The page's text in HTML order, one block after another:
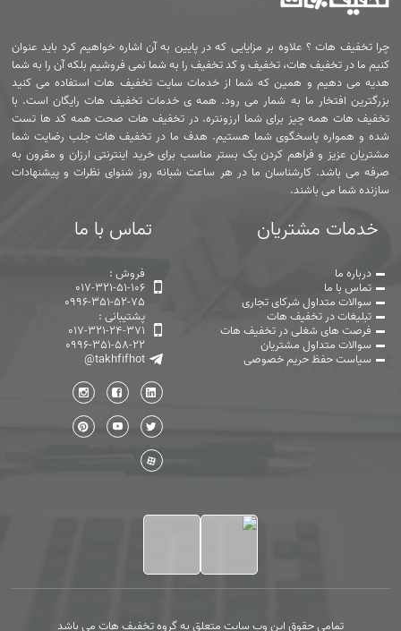
چرا تخفیف هات ؟ علاوه بر مزایایی که در پایین به آن اشاره خواهیم کرد باید عنوان
کنیم ما در تخفیف هات، تخفیف و کد تخفیف را به شما نمی فروشیم بلکه آن را به شما
هدیه می دهیم و همین که شما از خدمات سایت تخفیف هات استفاده می کنید
بزرگترین افتخار ما به شمار می رود. همه ی خدمات تخفیف هات رایگان است. با
تخفیف هات همه چیز برای شما ارزونتره. در تخفیف هات صحت همه کد ها تست
شده و همواره پاسخگوی شما هستیم. هدف ما در تخفیف هات جلب رضایت شما
مشتریان عزیز و فراهم کردن یک بستر مناسب برای خرید اینترنتی ارزان و مقرون به
صرفه می باشد. کارشناسان ما در هر ساعت شبانه روز شنوای نظرات و پیشنهادات
سازنده شما می باشند.
خدمات مشتریان
درباره ما
تماس با ما
سوالات متداول شرکای تجاری
تبلیغات در تخفیف هات
فرصت های شغلی در تخفیف هات
سوالات متداول مشتریان
سیاست حفظ حریم خصوصی
تماس با ما
فروش :
017-321-51-106
0996-351-52-75
پشتیبانی :
017-321-24-371
0996-351-58-22
@takhfifhot
تمامی حقوق این وب سایت متعلق به گروه تخفیف هات می باشد